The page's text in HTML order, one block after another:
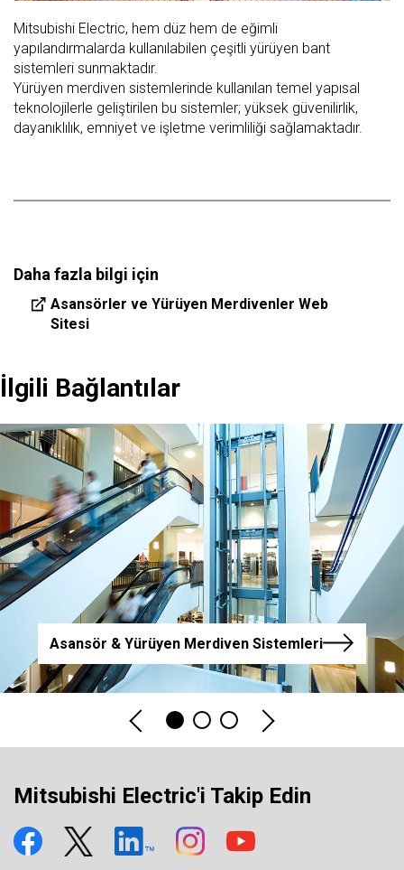
Mitsubishi Electric, hem düz hem de eğimli
yapılandırmalarda kullanılabilen çeşitli yürüyen bant
sistemleri sunmaktadır.
Yürüyen merdiven sistemlerinde kullanılan temel yapısal
teknolojilerle geliştirilen bu sistemler; yüksek güvenilirlik,
dayanıklılık, emniyet ve işletme verimliliği sağlamaktadır.
Daha fazla bilgi için
Asansörler ve Yürüyen Merdivenler Web
Sitesi
İlgili Bağlantılar
Asansör & Yürüyen Merdiven Sistemleri
Mitsubishi Electric'i Takip Edin